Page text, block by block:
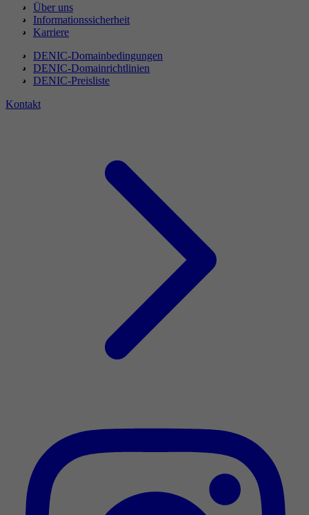
Über uns
Informationssicherheit
Karriere
DENIC-Domainbedingungen
DENIC-Domainrichtlinien
DENIC-Preisliste
Kontakt